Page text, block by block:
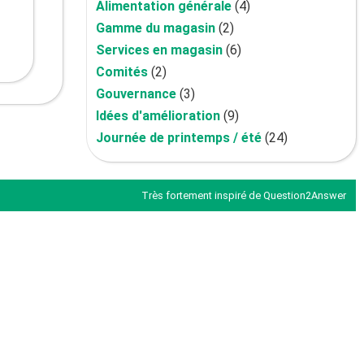
Alimentation générale (4)
Gamme du magasin (2)
Services en magasin (6)
Comités (2)
Gouvernance (3)
Idées d'amélioration (9)
Journée de printemps / été (24)
Très fortement inspiré de Question2Answer